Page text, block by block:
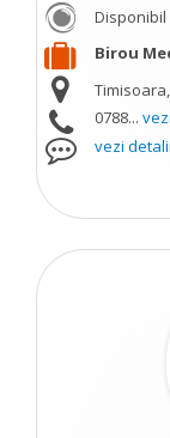
Disponibil
Birou
0788...
vezi detalii